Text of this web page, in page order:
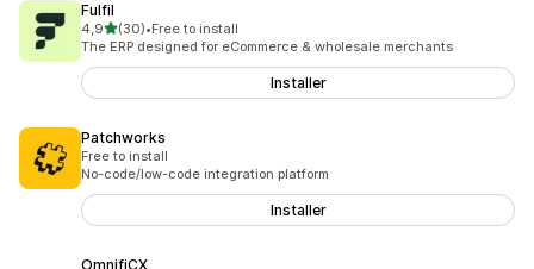
Fulfil
4,9av 5 stjerner
(30)
Totalt 30 omtaler
•Free to install
The ERP designed for eCommerce & wholesale merchants
Installer
Patchworks
Free to install
No-code/low-code integration platform
Installer
OmnifiCX